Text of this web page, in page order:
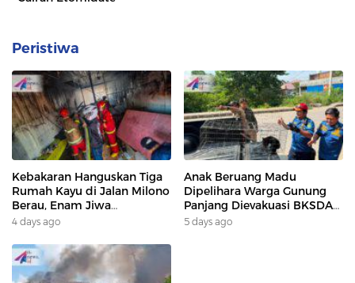
Peristiwa
Kebakaran Hanguskan Tiga
Rumah Kayu di Jalan Milono
Berau, Enam Jiwa
Terdampak
4 days ago
Anak Beruang Madu
Dipelihara Warga Gunung
Panjang Dievakuasi BKSDA
Dan DAMKAR
5 days ago